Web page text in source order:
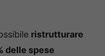
ristrutturare
delle spese